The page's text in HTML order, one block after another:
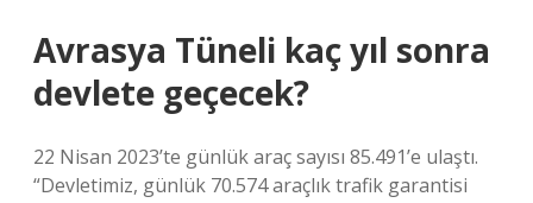
Avrasya Tüneli kaç yıl sonra
devlete geçecek?
22 Nisan 2023’te günlük araç sayısı 85.491’e ulaştı.
“Devletimiz, günlük 70.574 araçlık trafik garantisi